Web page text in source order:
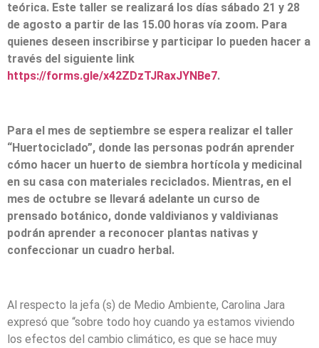
teórica. Este taller se realizará los días sábado 21 y 28
de agosto a partir de las 15.00 horas vía zoom. Para
quienes deseen inscribirse y participar lo pueden hacer a
través del siguiente link
https://forms.gle/x42ZDzTJRaxJYNBe7.
Para el mes de septiembre se espera realizar el taller
“Huertociclado”, donde las personas podrán aprender
cómo hacer un huerto de siembra hortícola y medicinal
en su casa con materiales reciclados. Mientras, en el
mes de octubre se llevará adelante un curso de
prensado botánico, donde valdivianos y valdivianas
podrán aprender a reconocer plantas nativas y
confeccionar un cuadro herbal.
Al respecto la jefa (s) de Medio Ambiente, Carolina Jara
expresó que “sobre todo hoy cuando ya estamos viviendo
los efectos del cambio climático, es que se hace muy